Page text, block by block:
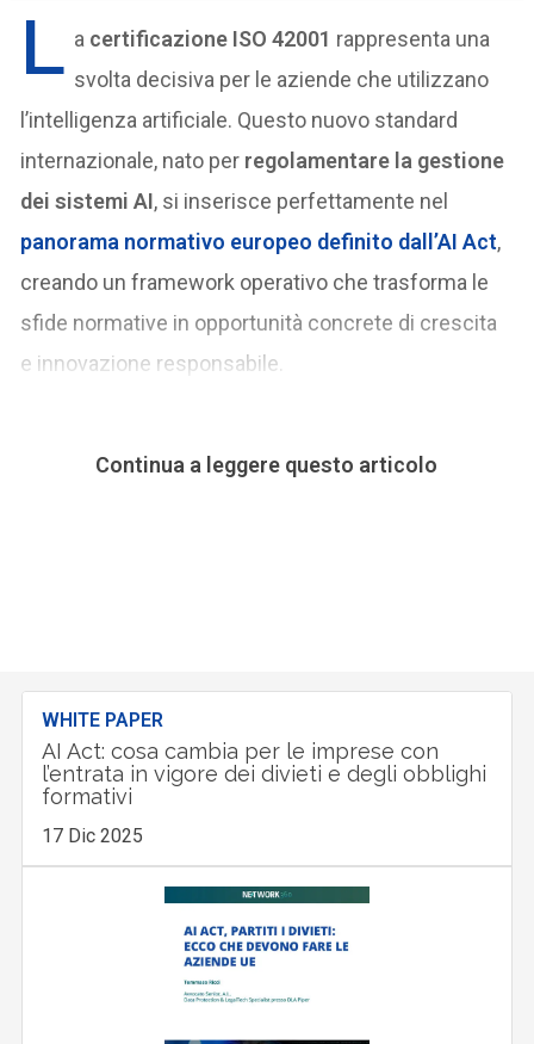
L a certificazione ISO 42001 rappresenta una
svolta decisiva per le aziende che utilizzano
l’intelligenza artificiale. Questo nuovo standard
internazionale, nato per regolamentare la gestione
dei sistemi AI, si inserisce perfettamente nel
panorama normativo europeo definito dall’AI Act,
creando un framework operativo che trasforma le
sfide normative in opportunità concrete di crescita
e innovazione responsabile.
Continua a leggere questo articolo
WHITE PAPER
AI Act: cosa cambia per le imprese con
l’entrata in vigore dei divieti e degli obblighi
formativi
17 Dic 2025